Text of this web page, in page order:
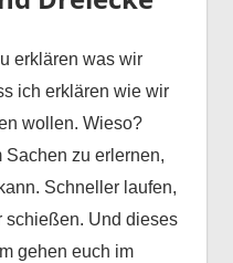
erklären was wir
ich erklären wie wir
wollen. Wieso?
Sachen zu erlernen,
Schneller laufen,
schießen. Und dieses
gehen euch im